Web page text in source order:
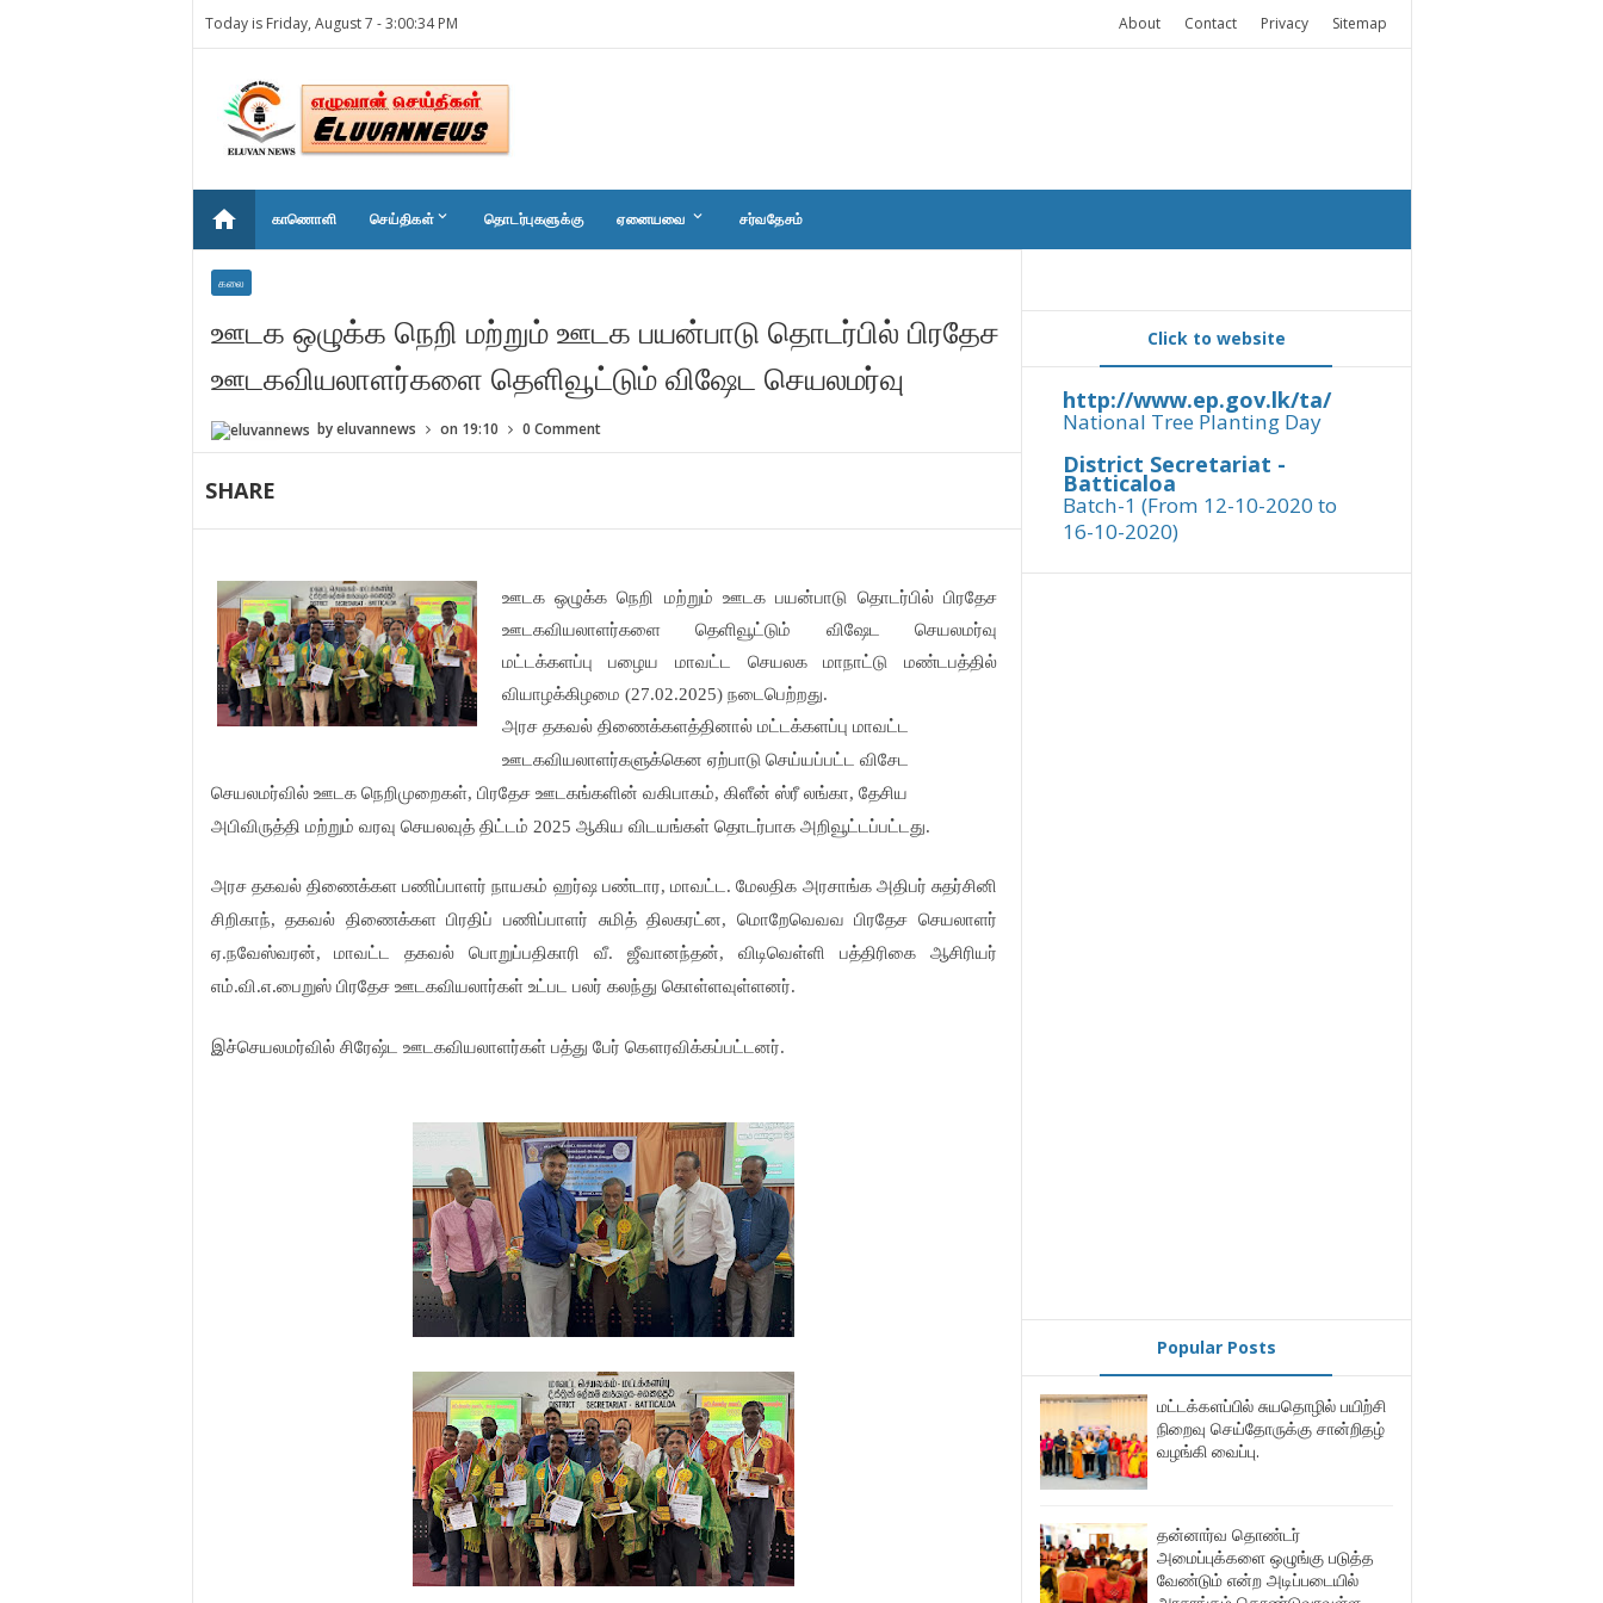
Today is Friday, August 7 -3:00:34 PM About Contact Privacy Sitemap
home காணொளி செய்திகள் keyboard_arrow_down தொடர்புகளுக்கு ஏனையவை keyboard_arrow_down சர்வதேசம்
கலை
ஊடக ஒழுக்க நெறி மற்றும் ஊடக பயன்பாடு தொடர்பில் பிரதேச
ஊடகவியலாளர்களை தெளிவூட்டும் விஷேட செயலமர்வு
byeluvannews on 19:10 0 Comment
SHARE
ஊடக ஒழுக்க நெறி மற்றும் ஊடக பயன்பாடு தொடர்பில் பிரதேச
ஊடகவியலாளர்களை தெளிவூட்டும் விஷேட செயலமர்வு
மட்டக்களப்பு பழைய மாவட்ட செயலக மாநாட்டு மண்டபத்தில்
வியாழக்கிழமை (27.02.2025) நடைபெற்றது.
அரச தகவல் திணைக்களத்தினால் மட்டக்களப்பு மாவட்ட
ஊடகவியலாளர்களுக்கென ஏற்பாடு செய்யப்பட்ட விசேட
செயலமர்வில் ஊடக நெறிமுறைகள், பிரதேச ஊடகங்களின் வகிபாகம், கிளீன் ஸ்ரீ லங்கா, தேசிய
அபிவிருத்தி மற்றும் வரவு செயலவுத் திட்டம் 2025 ஆகிய விடயங்கள் தொடர்பாக அறிவூட்டப்பட்டது.
அரச தகவல் திணைக்கள பணிப்பாளர் நாயகம் ஹர்ஷ பண்டார, மாவட்ட. மேலதிக அரசாங்க அதிபர் சுதர்சினி
சிறிகாந், தகவல் திணைக்கள பிரதிப் பணிப்பாளர் சுமித் திலகரட்ன, மொறேவெவவ பிரதேச செயலாளர்
ஏ.நவேஸ்வரன், மாவட்ட தகவல் பொறுப்பதிகாரி வீ. ஜீவானந்தன், விடிவெள்ளி பத்திரிகை ஆசிரியர்
எம்.வி.எ.பைறுஸ் பிரதேச ஊடகவியலார்கள் உட்பட பலர் கலந்து கொள்ளவுள்ளனர்.
இச்செயலமர்வில் சிரேஷ்ட ஊடகவியலாளர்கள் பத்து பேர் கௌரவிக்கப்பட்டனர்.
Click to website
http://www.ep.gov.lk/ta/
National Tree Planting Day
District Secretariat -
Batticaloa
Batch-1 (From 12-10-2020 to
16-10-2020)
Popular Posts
மட்டக்களப்பில் சுயதொழில் பயிற்சி
நிறைவு செய்தோருக்கு சான்றிதழ்
வழங்கி வைப்பு.
தன்னார்வ தொண்டர்
அமைப்புக்களை ஒழுங்கு படுத்த
வேண்டும் என்ற அடிப்படையில்